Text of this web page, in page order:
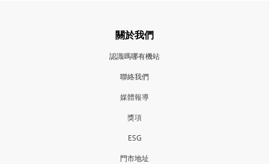
關於我們
認識嗎哪有機站
聯絡我們
媒體報導
獎項
ESG
門市地址